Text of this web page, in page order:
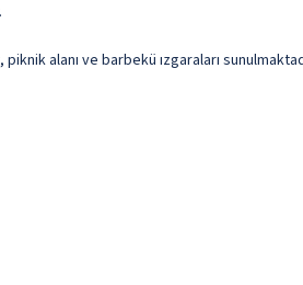
alanı ve barbekü ızgaraları